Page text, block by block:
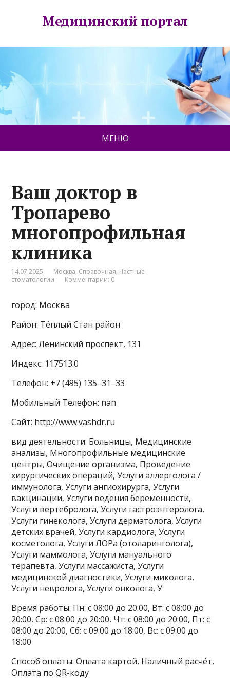
Медицинский портал
МЕНЮ
Ваш доктор в
Тропарево
многопрофильная
клиника
14.07.2025 Москва, Справочная, Частные
стоматологии
Комментарии: 0
город: Москва
Район: Тёплый Стан район
Адрес: Ленинский проспект, 131
Индекс: 117513.0
Телефон: +7 (495) 135‒31‒33
Мобильный Телефон: nan
Сайт: http://www.vashdr.ru
вид деятельности: Больницы, Медицинские
анализы, Многопрофильные медицинские
центры, Очищение организма, Проведение
хирургических операций, Услуги аллерголога /
иммунолога, Услуги ангиохирурга, Услуги
вакцинации, Услуги ведения беременности,
Услуги вертебролога, Услуги гастроэнтеролога,
Услуги гинеколога, Услуги дерматолога, Услуги
детских врачей, Услуги кардиолога, Услуги
косметолога, Услуги ЛОРа (отоларинголога),
Услуги маммолога, Услуги мануального
терапевта, Услуги массажиста, Услуги
медицинской диагностики, Услуги миколога,
Услуги невролога, Услуги онколога, У
Время работы: Пн: с 08:00 до 20:00, Вт: с 08:00 до
20:00, Ср: с 08:00 до 20:00, Чт: с 08:00 до 20:00, Пт: с
08:00 до 20:00, Сб: с 09:00 до 18:00, Вс: с 09:00 до
18:00
Способ оплаты: Оплата картой, Наличный расчёт,
Оплата по QR-коду